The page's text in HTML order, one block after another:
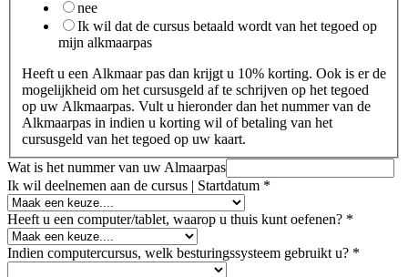
nee
Ik wil dat de cursus betaald wordt van het tegoed op
mijn alkmaarpas
Heeft u een Alkmaar pas dan krijgt u 10% korting. Ook is er de
mogelijkheid om het cursusgeld af te schrijven op het tegoed
op uw Alkmaarpas. Vult u hieronder dan het nummer van de
Alkmaarpas in indien u korting wil of betaling van het
cursusgeld van het tegoed op uw kaart.
Wat is het nummer van uw Almaarpas
Ik wil deelnemen aan de cursus | Startdatum *
Heeft u een computer/tablet, waarop u thuis kunt oefenen? *
Indien computercursus, welk besturingssysteem gebruikt u? *